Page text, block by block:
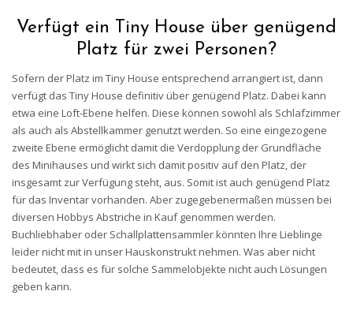
Verfügt ein Tiny House über genügend
Platz für zwei Personen?
Sofern der Platz im Tiny House entsprechend arrangiert ist, dann
verfügt das Tiny House definitiv über genügend Platz. Dabei kann
etwa eine Loft-Ebene helfen. Diese können sowohl als Schlafzimmer
als auch als Abstellkammer genutzt werden. So eine eingezogene
zweite Ebene ermöglicht damit die Verdopplung der Grundfläche
des Minihauses und wirkt sich damit positiv auf den Platz, der
insgesamt zur Verfügung steht, aus. Somit ist auch genügend Platz
für das Inventar vorhanden. Aber zugegebenermaßen müssen bei
diversen Hobbys Abstriche in Kauf genommen werden.
Buchliebhaber oder Schallplattensammler könnten Ihre Lieblinge
leider nicht mit in unser Hauskonstrukt nehmen. Was aber nicht
bedeutet, dass es für solche Sammelobjekte nicht auch Lösungen
geben kann.